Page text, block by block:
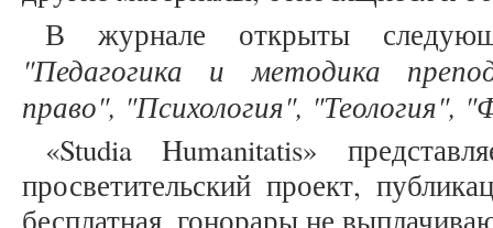
В журнале открыты
"Педагогика и методика
право", "Психология", "Теология",
«Studia Humanitatis»
просветительский проект,